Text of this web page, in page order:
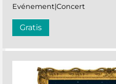
Evénement|Concert
Gratis